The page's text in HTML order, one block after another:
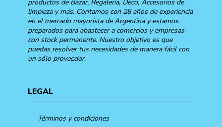
productos de Bazar, Regalería, Deco, Accesorios de
limpieza y más. Contamos con 28 años de experiencia
en el mercado mayorista de Argentina y estamos
preparados para abastecer a comercios y empresas
con stock permanente. Nuestro objetivo es que
puedas resolver tus necesidades de manera fácil con
un sólo proveedor.
LEGAL
Términos y condiciones